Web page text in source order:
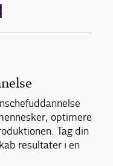
optimere
Tag din
resultater i en